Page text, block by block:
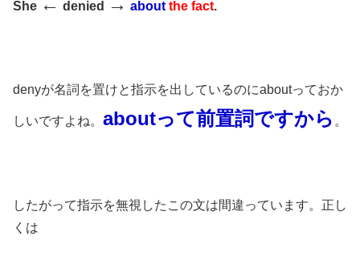
She denied about the fact.
denyが名詞を置けと指示を出しているのにaboutっておか
しいですよね。 aboutって前置詞ですから 。
したがって指示を無視したこの文は間違っています。正し
くは